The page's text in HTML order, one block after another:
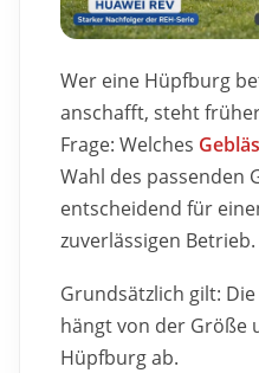
Wer eine Hüpfburg
anschafft, steht
Frage: Welches
Wahl des passenden
entscheidend für
zuverlässigen Betrieb.
Grundsätzlich gilt:
hängt von der Größe
Hüpfburg ab.